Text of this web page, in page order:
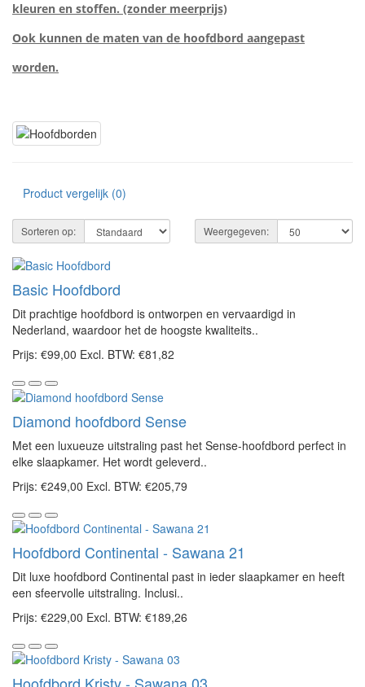
kleuren en stoffen. (zonder meerprijs)
Ook kunnen de maten van de hoofdbord aangepast
worden.
Product vergelijk (0)
Sorteren op: Weergegeven:
Basic Hoofdbord
Dit prachtige hoofdbord is ontworpen en vervaardigd in
Nederland, waardoor het de hoogste kwaliteits..
Prijs: €99,00 Excl. BTW: €81,82
Diamond hoofdbord Sense
Met een luxueuze uitstraling past het Sense-hoofdbord perfect in
elke slaapkamer. Het wordt geleverd..
Prijs: €249,00 Excl. BTW: €205,79
Hoofdbord Continental - Sawana 21
Dit luxe hoofdbord Continental past in ieder slaapkamer en heeft
een sfeervolle uitstraling. Inclusi..
Prijs: €229,00 Excl. BTW: €189,26